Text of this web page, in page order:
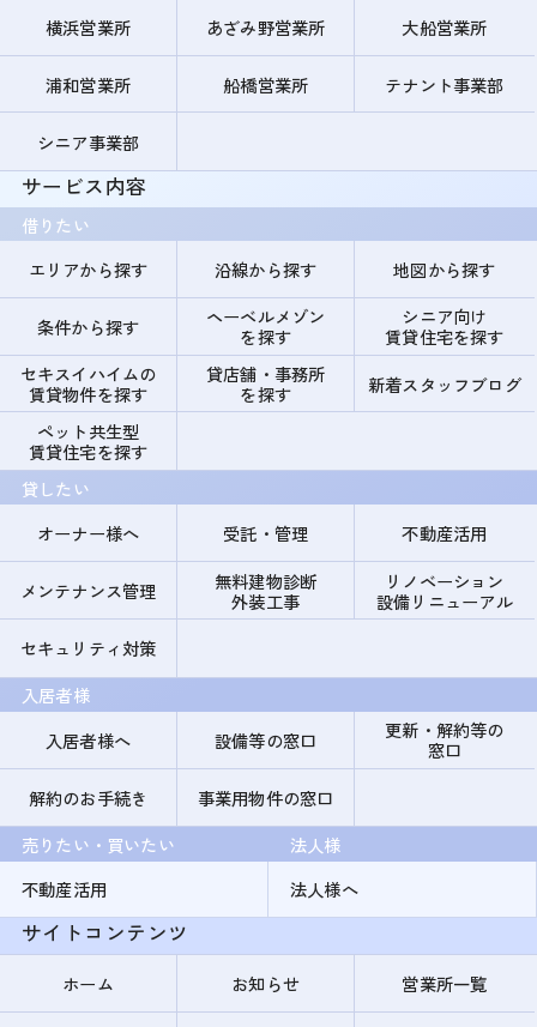
横浜営業所 あざみ野営業所 大船営業所
浦和営業所 船橋営業所 テナント事業部
シニア事業部
サービス内容
借りたい
エリアから探す
沿線から探す 地図から探す
条件から探す
ヘーベルメゾン
を探す
シニア向け
賃貸住宅を探す
セキスイハイムの
賃貸物件を探す
貸店舗・事務所
を探す
新着スタッフブログ
ペット共生型
賃貸住宅を探す
貸したい
オーナー様へ
受託・管理 不動産活用
メンテナンス管理
無料建物診断
外装工事
リノベーション
設備リニューアル
セキュリティ対策
入居者様
入居者様へ
設備等の窓口
更新・解約等の
窓口
解約のお手続き
事業用物件の窓口
売りたい・買いたい
不動産活用
法人様
法人様へ
サイトコンテンツ
ホーム お知らせ 営業所一覧